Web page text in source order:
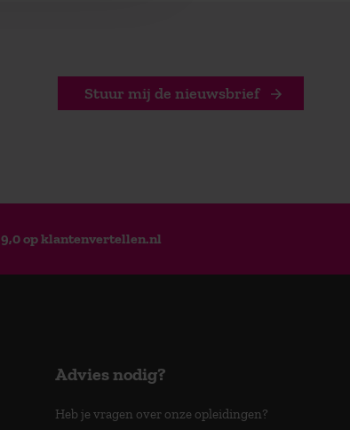
Stuur mij de nieuwsbrief
9,0 op klantenvertellen.nl
Advies nodig?
Heb je vragen over onze opleidingen?